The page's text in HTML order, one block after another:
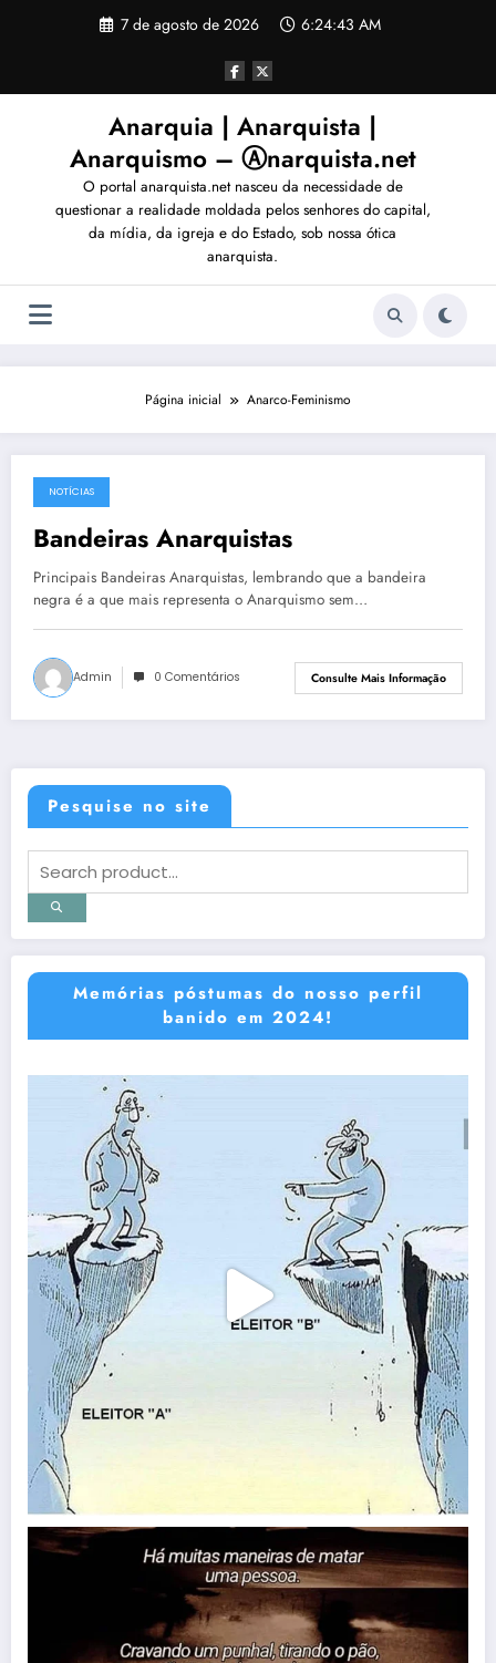
7 de agosto de 2026 6:24:46 AM
Anarquia | Anarquista |
Anarquismo – Ⓐnarquista.net
O portal anarquista.net nasceu da necessidade de
questionar a realidade moldada pelos senhores do capital,
da mídia, da igreja e do Estado, sob nossa ótica
anarquista.
Página inicial Anarco-Feminismo
28 de setembro de 2013
NOTÍCIAS
Bandeiras Anarquistas
Principais Bandeiras Anarquistas, lembrando que a bandeira
negra é a que mais representa o Anarquismo sem…
Admin 0 Comentários Consulte Mais Informação
Pesquise no site
Memórias póstumas do nosso perfil
banido em 2024!